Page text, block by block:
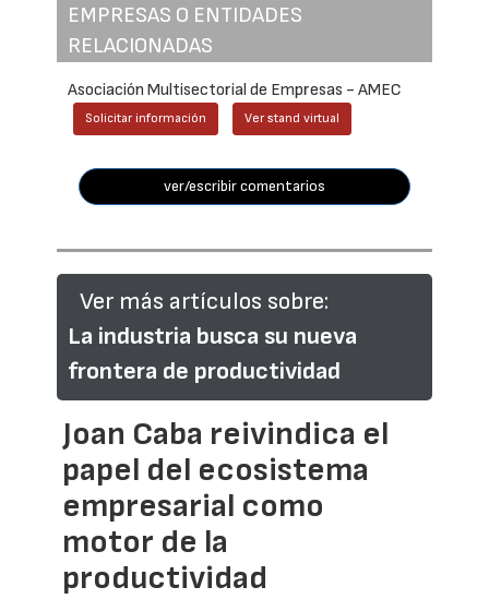
EMPRESAS O ENTIDADES
RELACIONADAS
Asociación Multisectorial de Empresas - AMEC
Solicitar información Ver stand virtual
ver/escribir comentarios
Ver más artículos sobre:
La industria busca su nueva
frontera de productividad
Joan Caba reivindica el
papel del ecosistema
empresarial como
motor de la
productividad